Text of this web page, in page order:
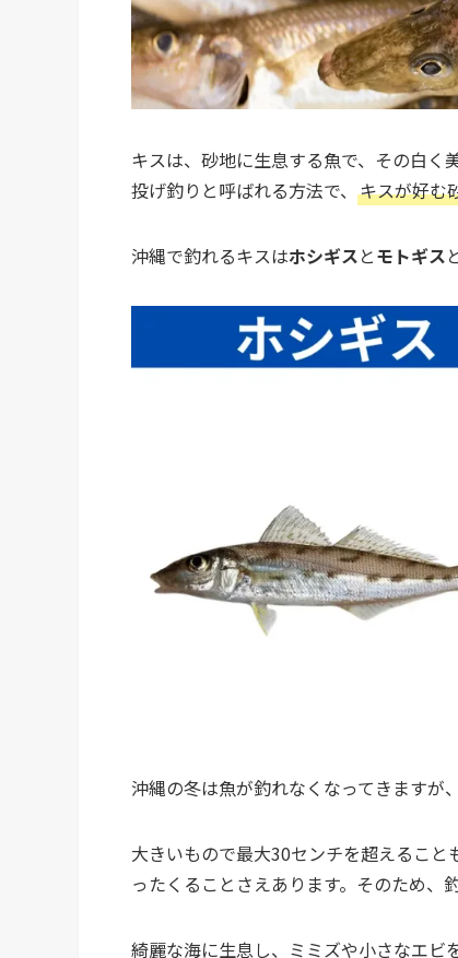
キスは、砂地に生息する魚で、その白く
投げ釣りと呼ばれる方法で、 キスが好む
沖縄で釣れるキスはホシギスとモトギス
沖縄の冬は魚が釣れなくなってきますが
大きいもので最大30センチを超えるこ
ったくることさえあります。そのため、
綺麗な海に生息し、ミミズや小さなエビ